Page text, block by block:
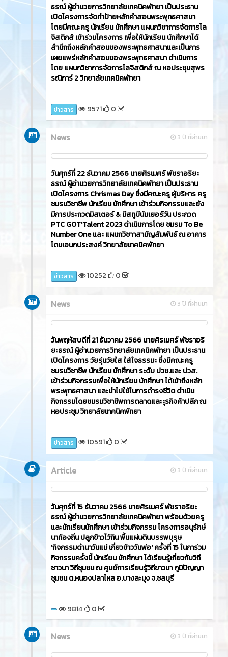
ธรณ์ ผู้อำนวยการวิทยาลัยเทคนิคพัทยา เป็นประธาน
เปิดโครงการจัดทำป้ายหลักคำสอนพระพุทธศาสนา
โดยมีคณะครู นักเรียน นักศึกษา แผนกวิชาการจัดการโล
จิสติกส์ เข้าร่วมโครงการ เพื่อให้นักเรียน นักศึกษาได้
สำนึกถึงหลักคำสอนของพระพุทธศาสนาและเป็นการ
เผยแพร่หลักคำสอนของพระพุทธศาสนา ดำเนินการ
โดย แผนกวิชาการจัดการโลจิสติกส์ ณ หอประชุมสุพร
รณิการ์ 2 วิทยาลัยเทคนิคพัทยา
ข่าวสาร 9571 0
3 ปี ที่ผ่านมา
News
วันศุกร์ที่ 22 ธันวาคม 2566​ นายศิรเมศร์ พัชราอริยะ
ธรณ์ ผู้อำนวยการวิทยาลัยเทคนิคพัทยา เป็นประธาน
เปิดโครงการ Chrismas Day ซึ่งมีคณะครู ผู้บริหาร ครู
ชมรมวิชาชีพ นักเรียน นักศึกษา เข้าร่วมกิจกรรมและยัง
มีการประกวดมิสเตอร์ & มีสทูบีนัมเยอร์วัน ประกวด
PTC GOT'Talent 2023 ดำเนินการโดย ชมรม To Be
Number One และ แผนกวิชาาสามัญสัมพันธ์ ณ อาคาร
โดมเอนกประสงค์ วิทยาลัยเทคนิคพัทยา
ข่าวสาร 10252 0
3 ปี ที่ผ่านมา
News
วันพฤหัสบดีที่ 21 ธันวาคม 2566​ นายศิรเมศร์ พัชราอริ
ยะธรณ์ ผู้อำนวยการวิทยาลัยเทคนิคพัทยา เป็นประธาน
เปิดโครงการ วัยรุ่นวัยใส ใส่ใจธรรมะ ซึ่งมีคณะครู
ชมรมวิชาชีพ นักเรียน นักศึกษา ระดับ ปวช.และ ปวส.
เข้าร่วมกิจกรรมเพื่อให้นักเรียน นักศึกษา ได้เข้าถึงหลัก
พระพุทธศาสนา และนำไปใช้ในการดำรงชีวิต ดำเนิน
กิจกรรมโดยชมรมวิชาชีพการตลาดและะุรกิจค้าปลีก ณ
หอประชุม วิทยาลัยเทคนิคพัทยา
ข่าวสาร 10591 0
3 ปี ที่ผ่านมา
Article
วันศุกร์ที่ 15 ธันวาคม 2566​ นายศิรเมศร์ พัชราอริยะ
ธรณ์ ผู้อำนวยการวิทยาลัยเทคนิคพัทยา พร้อมด้วยครู
และนักเรียนนักศึกษา เข้าร่วมกิจกรรม โครงการอนุรักษ์
นาท้องถิ่น ปลูกข้าวไว้กิน พื้นแผ่นดินบรรพบุรุษ
'กิจกรรมดำนาวันแม่ เกี่ยวข้าววันพ่อ' ครั้งที่ 15 ในการ่วม
กิจกรรมครั้งนี้ นักเรียน นักศึกษา ได้เรียนรู้เกี่ยวกับวิถี
ชาวนา วิถีชุมชน ณ ศูนย์การเรียนรู้วิถีขาวนา ภูมิปัญญา
ชุมชน ต.หนองปลาไหล อ.บางละมุง จ.ชลบุรี
9814 0
3 ปี ที่ผ่านมา
News